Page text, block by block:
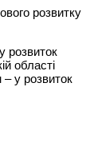
розвитку
розвиток
області
у розвиток